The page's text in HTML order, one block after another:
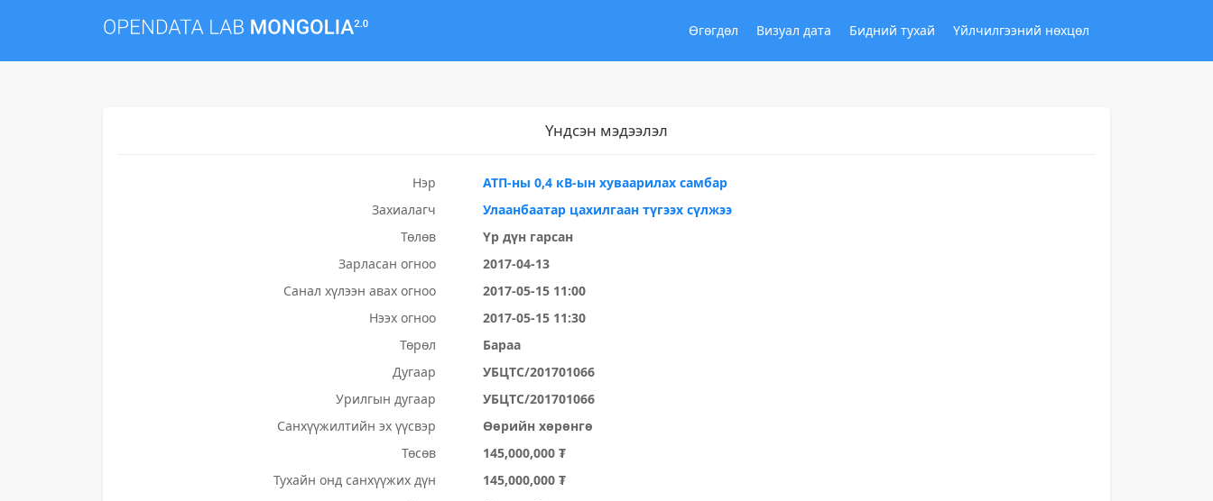
Өгөгдөл Визуал дата Бидний тухай Үйлчилгээний нөхцөл
Үндсэн мэдээлэл
Нэр
АТП-ны 0,4 кВ-ын хуваарилах самбар
Захиалагч
Улаанбаатар цахилгаан түгээх сүлжээ
Төлөв
Үр дүн гарсан
Зарласан огноо
2017-04-13
Санал хүлээн авах огноо
2017-05-15 11:00
Нээх огноо
2017-05-15 11:30
Төрөл
Бараа
Дугаар
УБЦТС/201701066
Урилгын дугаар
УБЦТС/201701066
Санхүүжилтийн эх үүсвэр
Өөрийн хөрөнгө
Төсөв
145,000,000 ₮
Тухайн онд санхүүжих дүн
145,000,000 ₮